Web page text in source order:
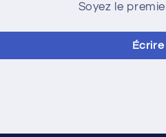
Soyez le
Écrire